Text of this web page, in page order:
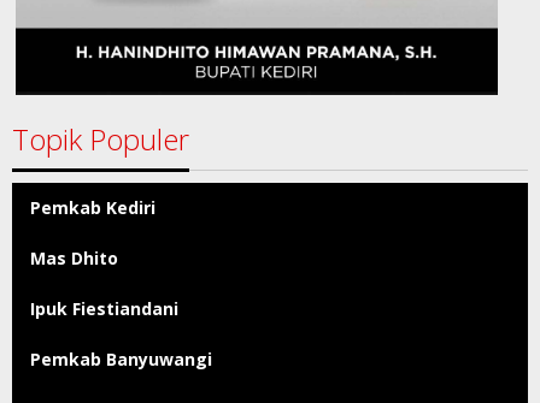
Topik Populer
Pemkab Kediri
Mas Dhito
Ipuk Fiestiandani
Pemkab Banyuwangi